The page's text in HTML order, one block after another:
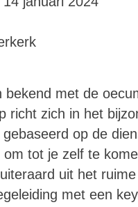
bekend met de
richt zich in het
op de
tot je zelf te
uit het
met een